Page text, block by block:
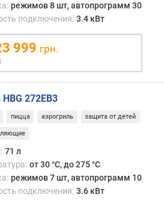
режимов 8 шт, автопрограмм 30
подключения: 3.4 кВт
999 грн.
HBG 272EB3
пицца аэрогриль защита от детей
71 л
от 30 °C, до 275 °C
режимов 7 шт, автопрограмм 10
подключения: 3.6 кВт